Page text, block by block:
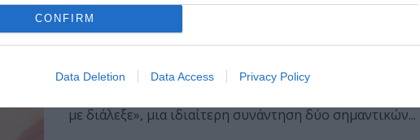
CONFIRM
Data Deletion Data Access Privacy Policy
ΜΟΥΣΙΚΗ / ΜΟΥΣΙΚΑ ΝΕΑ
Γιώτα Νέγκα, Κορίνα Λεγάκη – Η μοίρα που
με διάλεξε: Μια συναρπαστική νέα
κυκλοφορία
με διάλεξε», μια ιδιαίτερη συνάντηση δύο σημαντικών...